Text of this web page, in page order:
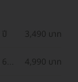
ปี 3,490 บาท
6
4,990 บาท